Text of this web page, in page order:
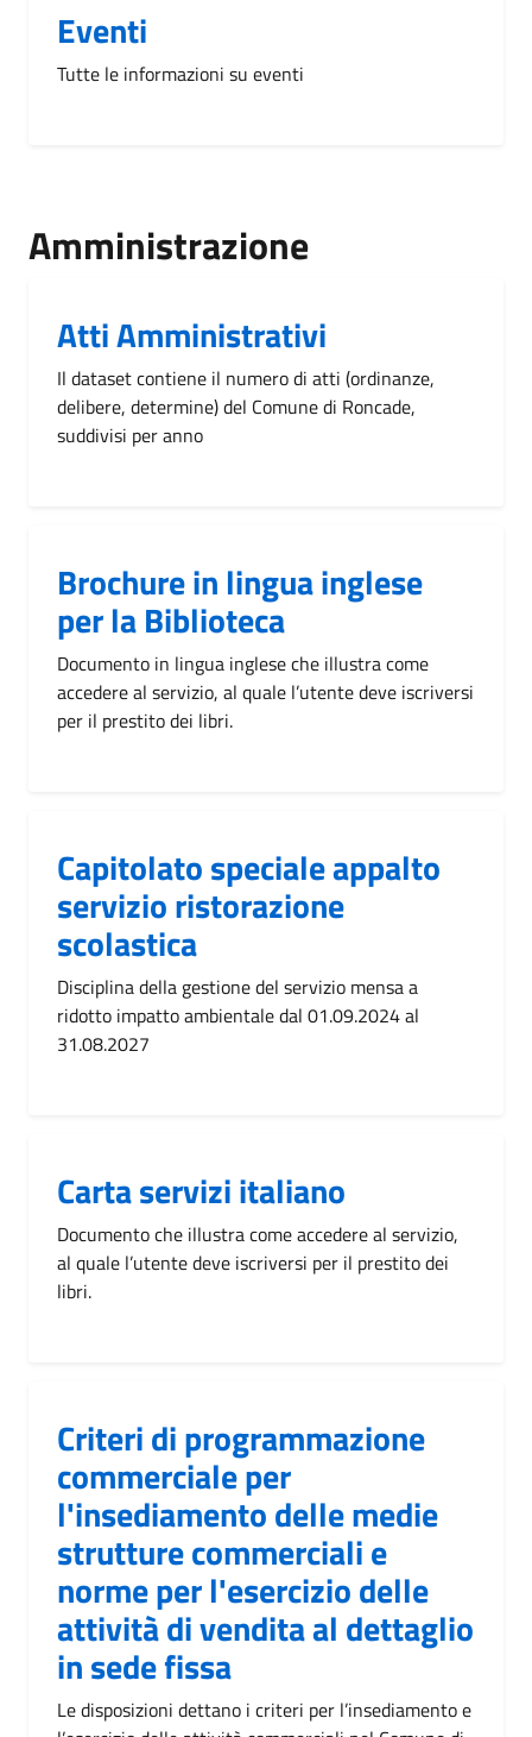
Eventi
Tutte le informazioni su eventi
Amministrazione
Atti Amministrativi
Il dataset contiene il numero di atti (ordinanze,
delibere, determine) del Comune di Roncade,
suddivisi per anno
Brochure in lingua inglese
per la Biblioteca
Documento in lingua inglese che illustra come
accedere al servizio, al quale l’utente deve iscriversi
per il prestito dei libri.
Capitolato speciale appalto
servizio ristorazione
scolastica
Disciplina della gestione del servizio mensa a
ridotto impatto ambientale dal 01.09.2024 al
31.08.2027
Carta servizi italiano
Documento che illustra come accedere al servizio,
al quale l’utente deve iscriversi per il prestito dei
libri.
Criteri di programmazione
commerciale per
l'insediamento delle medie
strutture commerciali e
norme per l'esercizio delle
attività di vendita al dettaglio
in sede fissa
Le disposizioni dettano i criteri per l’insediamento e